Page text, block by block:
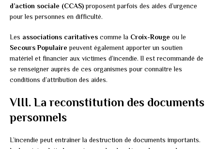
d’action sociale (CCAS)proposent parfois des aides d’urgence
pour les personnes en difficulté.
Les associations caritatives comme la Croix-Rouge ou le
Secours Populaire peuvent également apporter un soutien
matériel et financier aux victimes d’incendie. Il est recommandé de
se renseigner auprès de ces organismes pour connaître les
conditions d’attribution des aides.
VIII. La reconstitution des documents
personnels
L’incendie peut entraîner la destruction de documents importants.